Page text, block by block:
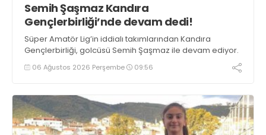
Semih Şaşmaz Kandıra
Gençlerbirliği’nde devam dedi!
Süper Amatör Lig’in iddialı takımlarından Kandıra
Gençlerbirliği, golcüsü Semih Şaşmaz ile devam ediyor.
06 Ağustos 2026 Perşembe 09:56